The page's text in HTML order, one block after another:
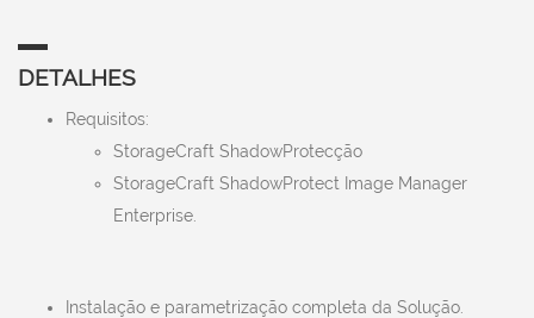
DETALHES
Requisitos:
StorageCraft ShadowProtecção
StorageCraft ShadowProtect Image Manager
Enterprise.
Instalação e parametrização completa da Solução.